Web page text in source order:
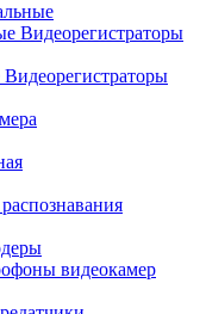
Видеорегистраторы
Видеорегистраторы
видеокамер